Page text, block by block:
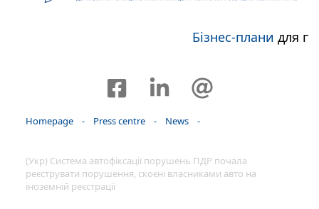
Бізнес-планидля
Homepage - Press centre - News -
(Укр) Система автофіксації порушень ПДР почала
реєструвати порушення, скоєні власниками авто на
іноземній реєстрації